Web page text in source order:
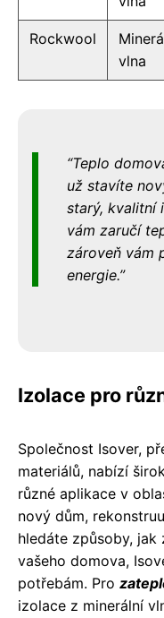
Rockwool
vlna
Teplo
už stavíte
starý, kvalitní
vám zaručí
zároveň vám
energie.
Izolace pro
Společnost Isover,
materiálů, nabízí
různé aplikace v
nový dům,
hledáte způsoby,
vašeho domova,
potřebám. Pro
izolace z minerální